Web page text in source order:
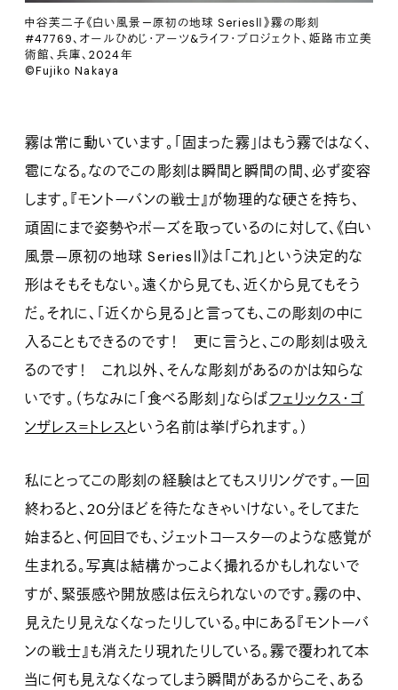
中谷芙二子《白い風景—原初の地球 SeriesⅡ》霧の彫刻
#47769、オールひめじ・アーツ&ライフ・プロジェクト、姫路市立美
術館、兵庫、2024年
©Fujiko Nakaya
霧は常に動いています。「固まった霧」はもう霧ではなく、
雹になる。なのでこの彫刻は瞬間と瞬間の間、必ず変容
します。『モントーバンの戦士』が物理的な硬さを持ち、
頑固にまで姿勢やポーズを取っているのに対して、《白い
風景—原初の地球 SeriesⅡ》は「これ」という決定的な
形はそもそもない。遠くから見ても、近くから見てもそう
だ。それに、「近くから見る」と言っても、この彫刻の中に
入ることもできるのです！ 更に言うと、この彫刻は吸え
るのです！ これ以外、そんな彫刻があるのかは知らな
いです。（ちなみに「食べる彫刻」ならばフェリックス・ゴ
ンザレス＝トレスという名前は挙げられます。）
私にとってこの彫刻の経験はとてもスリリングです。一回
終わると、20分ほどを待たなきゃいけない。そしてまた
始まると、何回目でも、ジェットコースターのような感覚が
生まれる。写真は結構かっこよく撮れるかもしれないで
すが、緊張感や開放感は伝えられないのです。霧の中、
見えたり見えなくなったりしている。中にある『モントーバ
ンの戦士』も消えたり現れたりしている。霧で覆われて本
当に何も見えなくなってしまう瞬間があるからこそ、ある